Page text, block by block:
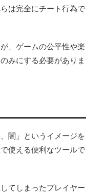
は完全にチート行為で
、ゲームの公平性や楽
みにする必要がありま
闇」というイメージを
使える便利なツールで
てしまったプレイヤー